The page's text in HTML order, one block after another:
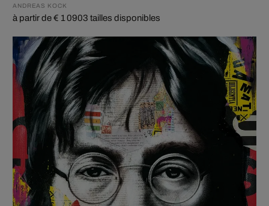
ANDREAS KOCK
à partir de € 1 0903 tailles disponibles